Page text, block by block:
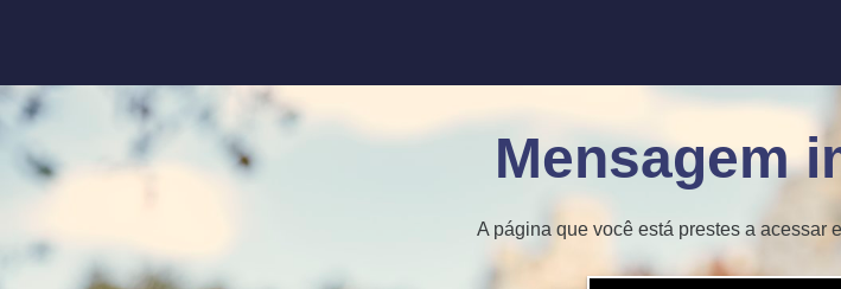
Mensagem
A página que você está prestes a acessar